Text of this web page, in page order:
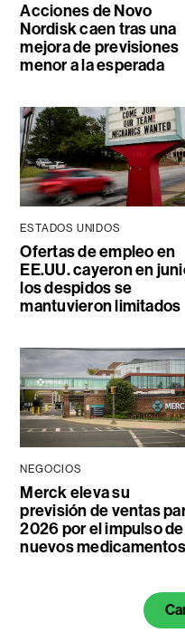
Acciones de Novo
Nordisk caen tras una
mejora de previsiones
menor a la esperada
ESTADOS UNIDOS
Ofertas de empleo en
EE.UU. cayeron en
los despidos se
mantuvieron limitados
NEGOCIOS
Merck eleva su
previsión de ventas
2026 por el impulso de
nuevos medicamentos